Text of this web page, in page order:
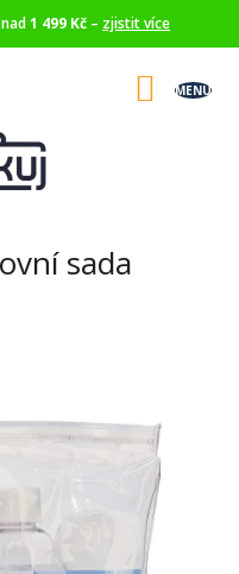
1 499 Kč – zjistit více
sada